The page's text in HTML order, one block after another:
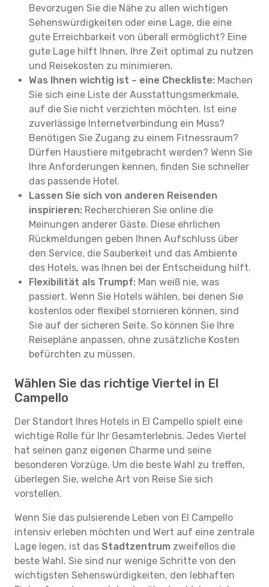
Bevorzugen Sie die Nähe zu allen wichtigen
Sehenswürdigkeiten oder eine Lage, die eine
gute Erreichbarkeit von überall ermöglicht? Eine
gute Lage hilft Ihnen, Ihre Zeit optimal zu nutzen
und Reisekosten zu minimieren.
Was Ihnen wichtig ist – eine Checkliste: Machen
Sie sich eine Liste der Ausstattungsmerkmale,
auf die Sie nicht verzichten möchten. Ist eine
zuverlässige Internetverbindung ein Muss?
Benötigen Sie Zugang zu einem Fitnessraum?
Dürfen Haustiere mitgebracht werden? Wenn Sie
Ihre Anforderungen kennen, finden Sie schneller
das passende Hotel.
Lassen Sie sich von anderen Reisenden
inspirieren: Recherchieren Sie online die
Meinungen anderer Gäste. Diese ehrlichen
Rückmeldungen geben Ihnen Aufschluss über
den Service, die Sauberkeit und das Ambiente
des Hotels, was Ihnen bei der Entscheidung hilft.
Flexibilität als Trumpf: Man weiß nie, was
passiert. Wenn Sie Hotels wählen, bei denen Sie
kostenlos oder flexibel stornieren können, sind
Sie auf der sicheren Seite. So können Sie Ihre
Reisepläne anpassen, ohne zusätzliche Kosten
befürchten zu müssen.
Wählen Sie das richtige Viertel in El
Campello
Der Standort Ihres Hotels in El Campello spielt eine
wichtige Rolle für Ihr Gesamterlebnis. Jedes Viertel
hat seinen ganz eigenen Charme und seine
besonderen Vorzüge. Um die beste Wahl zu treffen,
überlegen Sie, welche Art von Reise Sie sich
vorstellen.
Wenn Sie das pulsierende Leben von El Campello
intensiv erleben möchten und Wert auf eine zentrale
Lage legen, ist das Stadtzentrum zweifellos die
beste Wahl. Sie sind nur wenige Schritte von den
wichtigsten Sehenswürdigkeiten, den lebhaften